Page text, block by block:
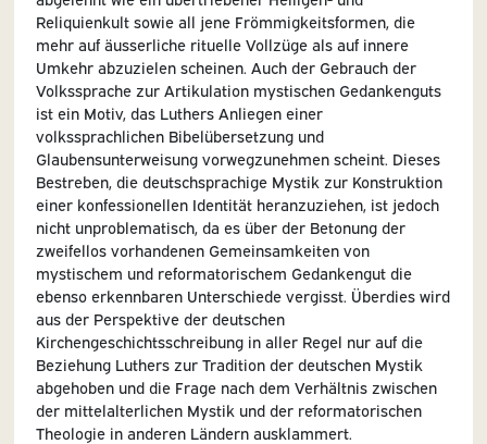
Reliquienkult sowie all jene Frömmigkeitsformen, die
mehr auf äusserliche rituelle Vollzüge als auf innere
Umkehr abzuzielen scheinen. Auch der Gebrauch der
Volkssprache zur Artikulation mystischen Gedankenguts
ist ein Motiv, das Luthers Anliegen einer
volkssprachlichen Bibelübersetzung und
Glaubensunterweisung vorwegzunehmen scheint. Dieses
Bestreben, die deutschsprachige Mystik zur Konstruktion
einer konfessionellen Identität heranzuziehen, ist jedoch
nicht unproblematisch, da es über der Betonung der
zweifellos vorhandenen Gemeinsamkeiten von
mystischem und reformatorischem Gedankengut die
ebenso erkennbaren Unterschiede vergisst. Überdies wird
aus der Perspektive der deutschen
Kirchengeschichtsschreibung in aller Regel nur auf die
Beziehung Luthers zur Tradition der deutschen Mystik
abgehoben und die Frage nach dem Verhältnis zwischen
der mittelalterlichen Mystik und der reformatorischen
Theologie in anderen Ländern ausklammert.